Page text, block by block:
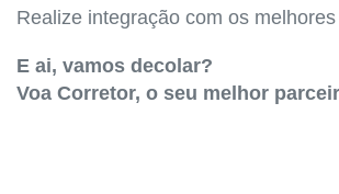
Realize integração com os
E ai, vamos decolar?
Voa Corretor, o seu melhor